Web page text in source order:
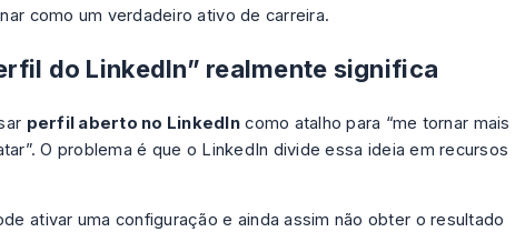
como um verdadeiro ativo de carreira.
do LinkedIn” realmente significa
perfil aberto no LinkedIn como atalho para “me tornar mais
O problema é que o LinkedIn divide essa ideia em recursos
ativar uma configuração e ainda assim não obter o resultado